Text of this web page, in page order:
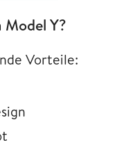
Model Y?
Vorteile: